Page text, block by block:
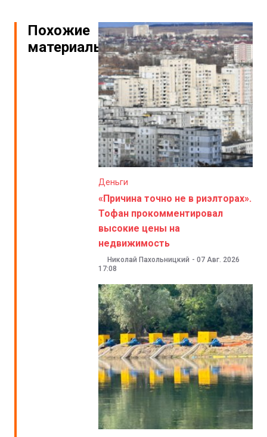
Похожие
материалы
Деньги
«Причина точно не в риэлторах».
Тофан прокомментировал
высокие цены на
недвижимость
Николай Пахольницкий - 07 Авг. 2026
17:08